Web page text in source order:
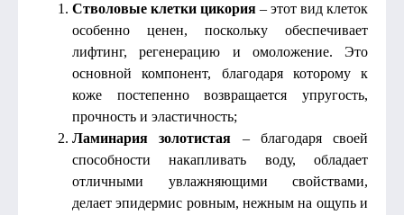
Стволовые клетки цикория – этот вид клеток
особенно ценен, поскольку обеспечивает
лифтинг, регенерацию и омоложение. Это
основной компонент, благодаря которому к
коже постепенно возвращается упругость,
прочность и эластичность;
Ламинария золотистая – благодаря своей
способности накапливать воду, обладает
отличными увлажняющими свойствами,
делает эпидермис ровным, нежным на ощупь и